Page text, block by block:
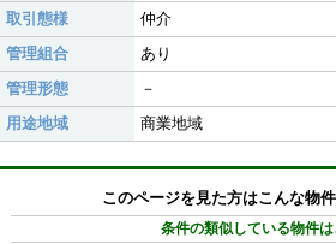
取引態様
仲介
管理組合
あり
管理形態
－
用途地域
商業地域
このページを見た方はこんな物
条件の類似している物件は